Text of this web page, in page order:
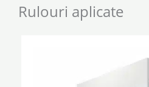
Rulouri aplicate